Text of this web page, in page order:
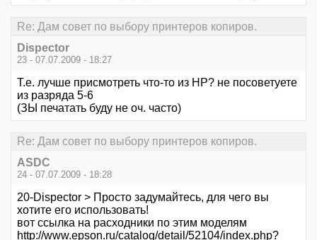
Re: Дам совет по выбору принтеров копиров.
Dispector
23 - 07.07.2009 - 18:27
Т.е. лучше присмотреть что-то из НР? не посоветуете
из разряда 5-6
(ЗЫ печатать буду не оч. часто)
Re: Дам совет по выбору принтеров копиров.
ASDC
24 - 07.07.2009 - 18:28
20-Dispector > Просто задумайтесь, для чего вы
хотите его использовать!
вот ссылка на расходники по этим моделям
http://www.epson.ru/catalog/detail/52104/index.php?